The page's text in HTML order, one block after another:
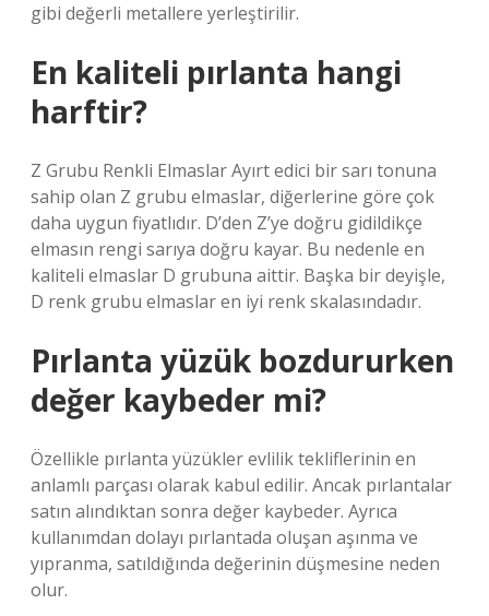
gibi değerli metallere yerleştirilir.
En kaliteli pırlanta hangi
harftir?
Z Grubu Renkli Elmaslar Ayırt edici bir sarı tonuna
sahip olan Z grubu elmaslar, diğerlerine göre çok
daha uygun fiyatlıdır. D’den Z’ye doğru gidildikçe
elmasın rengi sarıya doğru kayar. Bu nedenle en
kaliteli elmaslar D grubuna aittir. Başka bir deyişle,
D renk grubu elmaslar en iyi renk skalasındadır.
Pırlanta yüzük bozdururken
değer kaybeder mi?
Özellikle pırlanta yüzükler evlilik tekliflerinin en
anlamlı parçası olarak kabul edilir. Ancak pırlantalar
satın alındıktan sonra değer kaybeder. Ayrıca
kullanımdan dolayı pırlantada oluşan aşınma ve
yıpranma, satıldığında değerinin düşmesine neden
olur.